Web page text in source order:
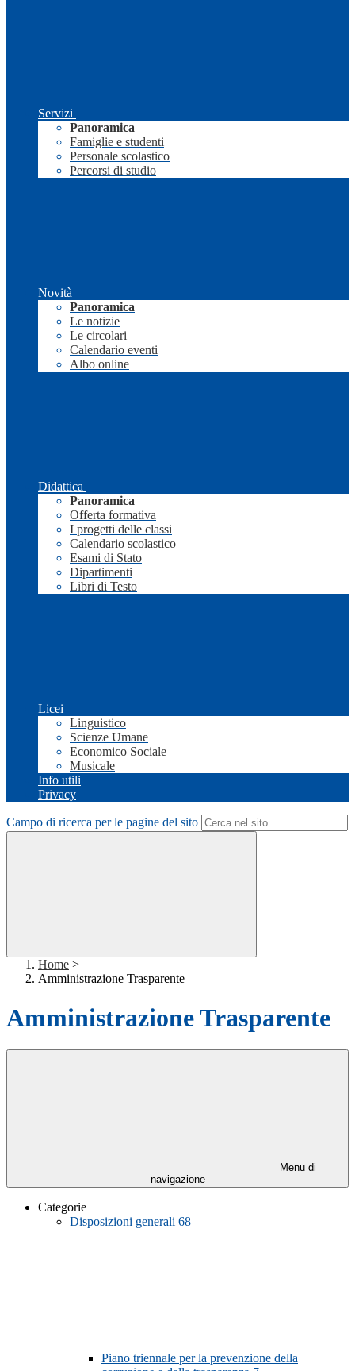
Servizi
Panoramica
Famiglie e studenti
Personale scolastico
Percorsi di studio
Novità
Panoramica
Le notizie
Le circolari
Calendario eventi
Albo online
Didattica
Panoramica
Offerta formativa
I progetti delle classi
Calendario scolastico
Esami di Stato
Dipartimenti
Libri di Testo
Licei
Linguistico
Scienze Umane
Economico Sociale
Musicale
Info utili
Privacy
Campo di ricerca per le pagine del sito
Home >
Amministrazione Trasparente
Amministrazione Trasparente
Menu di
navigazione
Categorie
Disposizioni generali 68
Piano triennale per la prevenzione della